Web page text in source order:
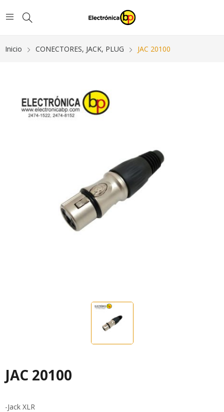
Inicio CONECTORES, JACK, PLUG JAC 20100
JAC 20100
-Jack XLR